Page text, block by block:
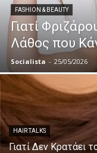
FASHION & BEAUTY
Γιατί
Λάθος που
Socialista - 25/05/2026
HAIR TALKS
Γιατί Δεν Κρατάει